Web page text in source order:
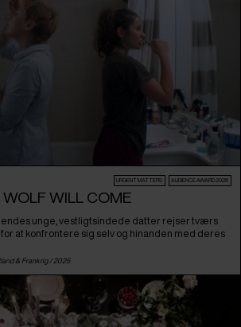
URGENT MATTERS AUDIENCE AWARD 2026
WILL COME
unge, vestligtsindede datter rejser tværs
at konfrontere sig selv og hinanden med deres
& Frankrig/ 2025